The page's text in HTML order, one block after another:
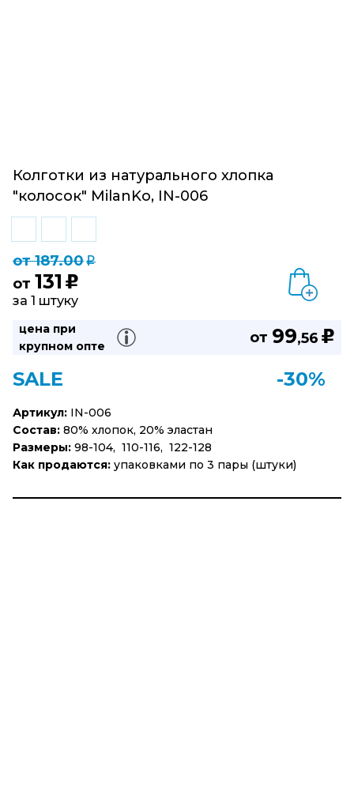
Колготки из натурального хлопка
"колосок" MilanKo, IN-006
от 187.00q
от 131 u
за 1 штуку
цена при
крупном опте
от 99,56 u
SALE -30%
Артикул: IN-006
Состав: 80% хлопок, 20% эластан
Размеры: 98-104, 110-116, 122-128
Как продаются: упаковками по 3 пары (штуки)